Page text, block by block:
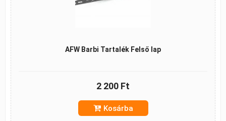
AFW Barbi Tartalék Felső lap
2 200 Ft
Kosárba